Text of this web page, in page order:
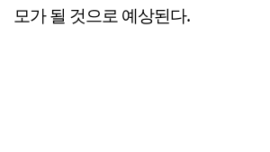
모가 될 것으로 예상된다.